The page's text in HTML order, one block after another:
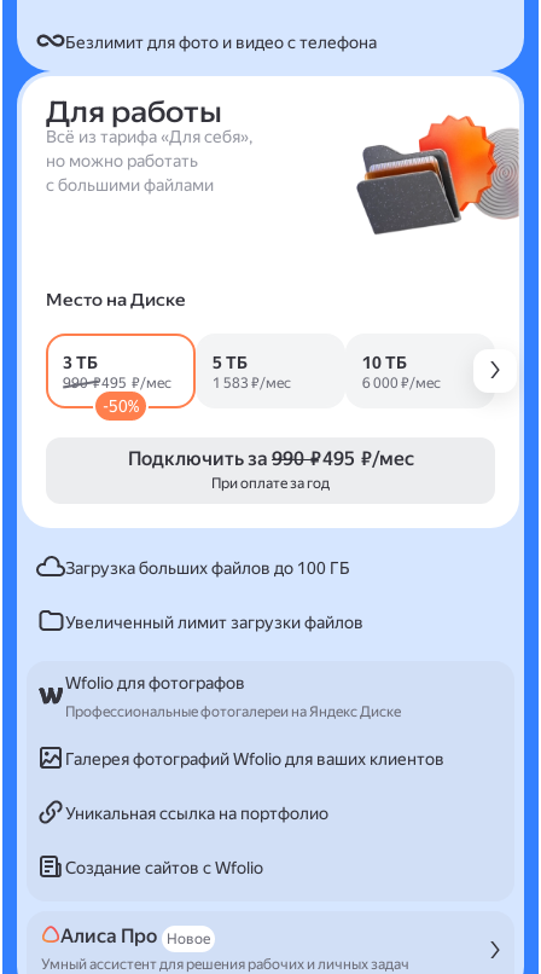
Безлимит для фото и видео с телефона
Для работы
Всё из тарифа «Для себя»,
но можно работать
с большими файлами
Место на Диске
3 ТБ
990 ₽495 ₽/мес
-50%
5 ТБ
1 583 ₽/мес
10 ТБ
6 000 ₽/мес
Подключить за 990 ₽495 ₽/мес
При оплате за год
Загрузка больших файлов до 100 ГБ
Увеличенный лимит загрузки файлов
Wfolio для фотографов
Профессиональные фотогалереи на Яндекс Диске
Галерея фотографий Wfolio для ваших клиентов
Уникальная ссылка на портфолио
Создание сайтов с Wfolio
Алиса Про
Новое
Умный ассистент для решения рабочих и личных задач